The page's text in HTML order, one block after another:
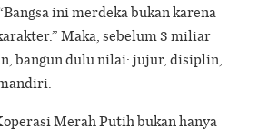
ini merdeka bukan karena
Maka, sebelum 3 miliar
bangun dulu nilai: jujur, disiplin,
Merah Putih bukan hanya